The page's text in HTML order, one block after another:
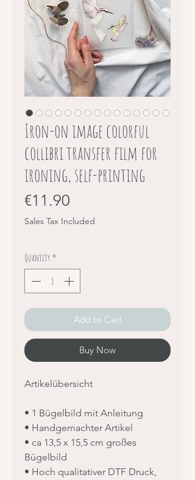
Iron-on image colorful
collibri transfer film for
ironing, self-printing
€11.90
Sales Tax Included
Quantity *
Add to Cart
Buy Now
Artikelübersicht
• 1 Bügelbild mit Anleitung
• Handgemachter Artikel
• ca 13,5 x 15,5 cm großes
Bügelbild
• Hoch qualitativer DTF Druck,